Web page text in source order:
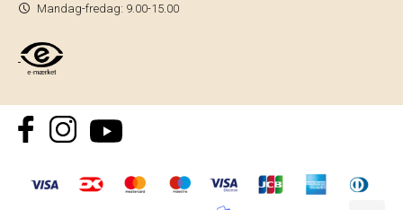
Mandag-fredag: 9.00-15.00